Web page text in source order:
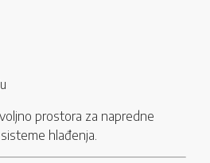
prostora za napredne
hlađenja.